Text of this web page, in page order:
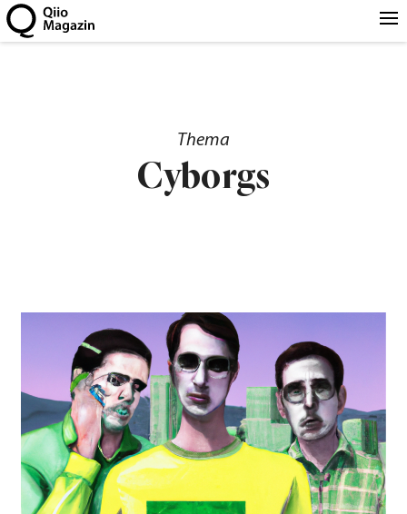
Thema
Cyborgs